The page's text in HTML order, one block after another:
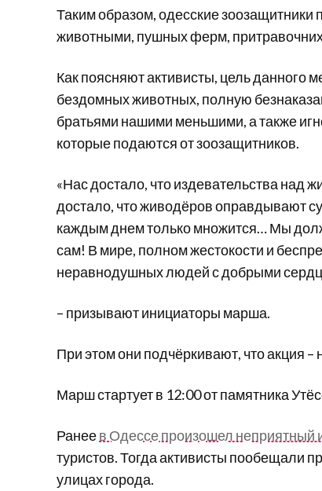
Таким образом, одесские зоозащитники
животными, пушных ферм,
Как поясняют активисты, цель данного
бездомных животных, полную
братьями нашими меньшими, а также
которые подаются от зоозащитников.
«Нас достало, что издевательства над
достало, что живодёров оправдывают
каждым днем только множится… Мы
сам! В мире, полном жестокости и
неравнодушных людей с добрыми
– призывают инициаторы марша.
При этом они подчёркивают, что акция
Марш стартует в 12:00 от памятника
Ранеев Одессе произошел
туристов. Тогда активисты пообещали
улицах города.